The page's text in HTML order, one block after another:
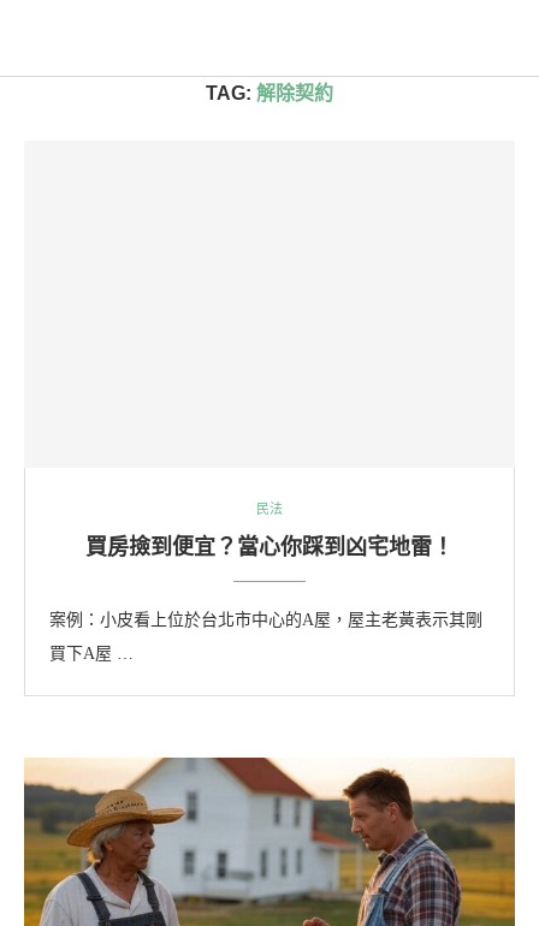
TAG: 解除契約
民法
買房撿到便宜？當心你踩到凶宅地雷！
案例：小皮看上位於台北市中心的A屋，屋主老黃表示其剛
買下A屋 …